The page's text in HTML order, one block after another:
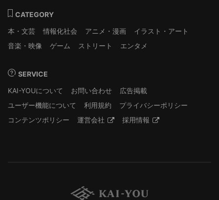
CATEGORY
本・文芸
情報化社会 アニメ・漫画
イラスト・アート
音楽・映像
ゲーム ストリート エンタメ
SERVICE
KAI-YOUについて
お問い合わせ
広告掲載
ユーザー機能について
利用規約
プライバシーポリシー
コンテンツポリシー
運営会社 採用情報